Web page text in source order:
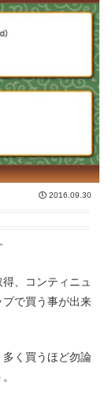
2016.09.30
、コンティニュ
で買う事が出来
く買うほど勿論